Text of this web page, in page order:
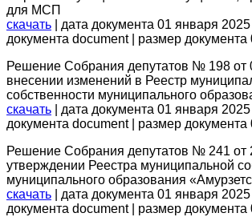
для МСП
скачать | дата документа 01 января 2025
документа document | размер документа
Решение Собрания депутатов № 198 от
внесении изменений в Реестр
собственности муниципального
скачать | дата документа 01 января 2025
документа document | размер документа
Решение Собрания депутатов № 241 от
утверждении Реестра муниципальной
муниципального образования
скачать | дата документа 01 января 2025
документа document | размер документа